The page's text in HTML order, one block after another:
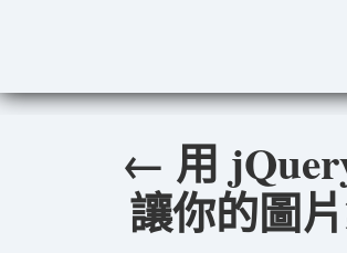
← 用
讓你的圖